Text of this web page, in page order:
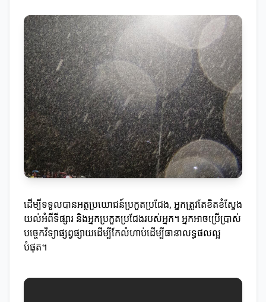
ដើម្បីទទួលបានអត្ថប្រយោជន៍ប្រកួតប្រជែង, អ្នកត្រូវតែខិតខំស្វែង
យល់អំពីទីផ្សារ និងអ្នកប្រកួតប្រជែងរបស់អ្នក។ អ្នកអាចប្រើប្រាស់
បច្ចេកវិទ្យាផ្សព្វផ្សាយដើម្បីកែលំហាប់ដើម្បីធានាលទ្ធផលល្អ
បំផុត។